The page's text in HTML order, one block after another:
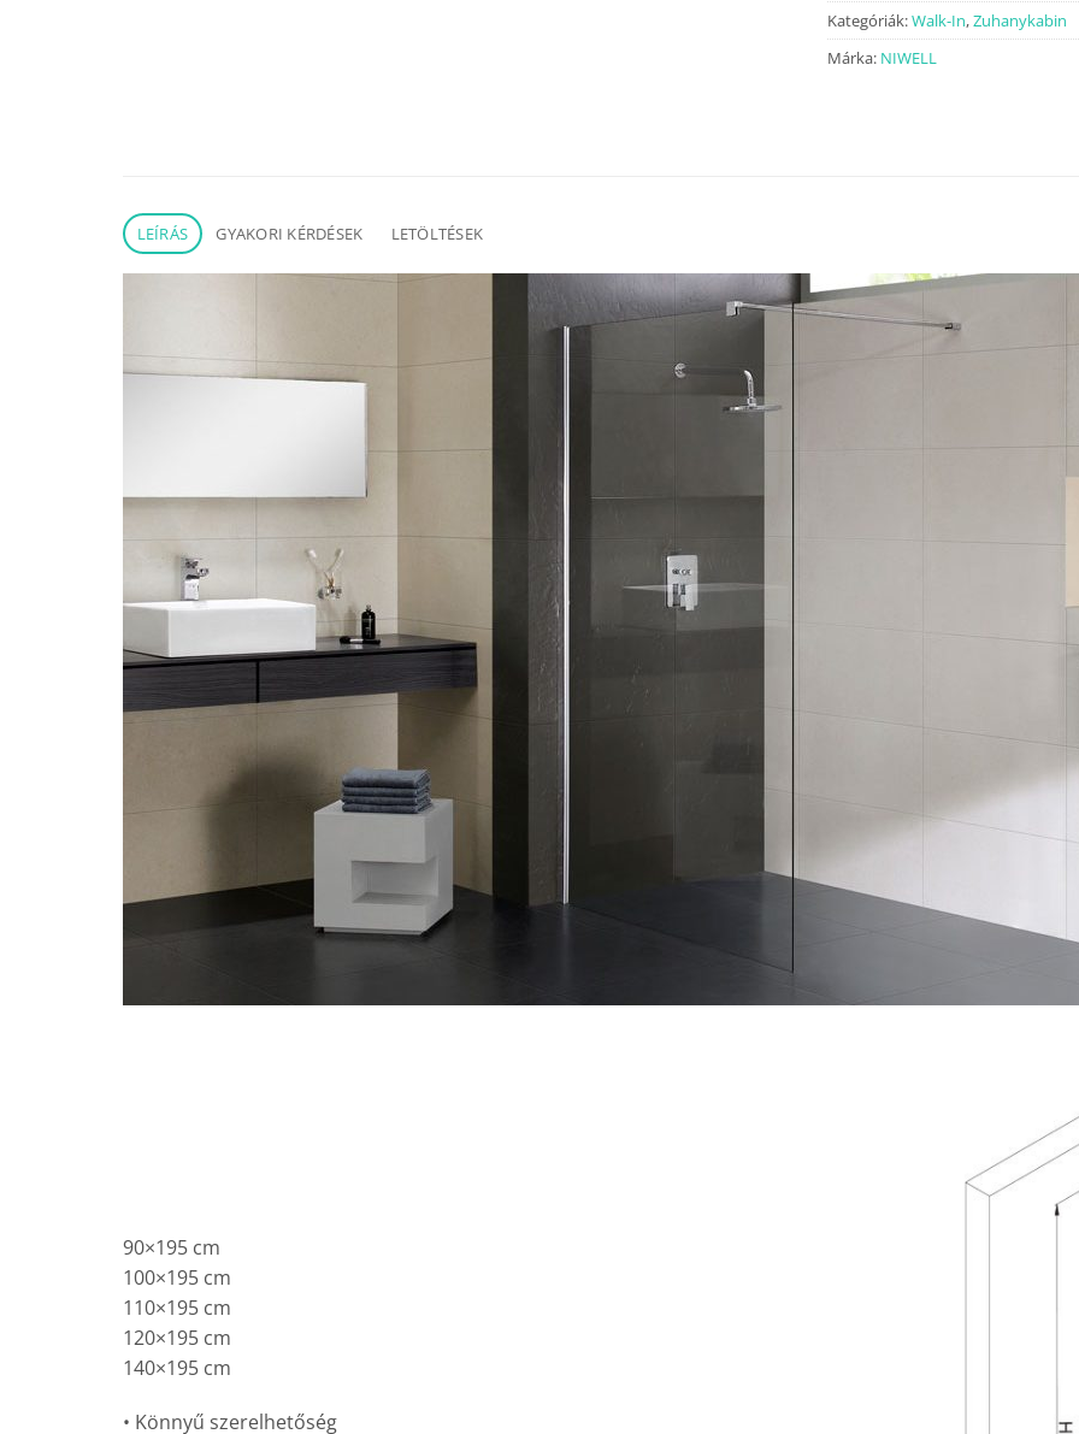
Kategóriák:Walk-In,Zuhanykabin
Márka: NIWELL
LEÍRÁS GYAKORI KÉRDÉSEK LETÖLTÉSEK
90×195 cm
100×195 cm
110×195 cm
120×195 cm
140×195 cm
• Könnyű szerelhetőség